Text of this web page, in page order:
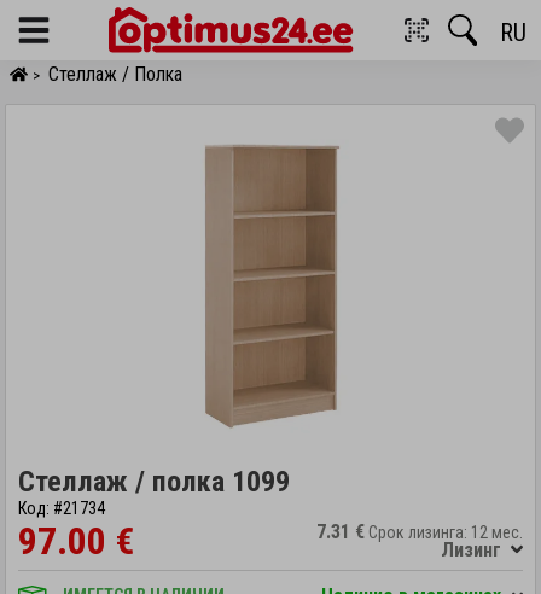
Menu RU
> Стеллаж / Полка
Стеллаж / полка 1099
Код: #21734
97.00 € 7.31 € Срок лизинга: 12 мес.
Лизинг